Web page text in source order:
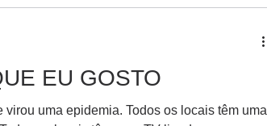
EU GOSTO
virou uma epidemia. Todos os locais têm uma